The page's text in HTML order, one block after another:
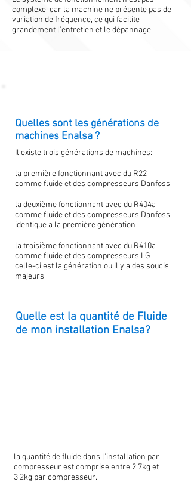
complexe, car la machine ne présente pas de
variation de fréquence, ce qui facilite
grandement l'entretien et le dépannage.
Quelles sont les générations de
machines Enalsa ?
Il existe trois générations de machines:
la première fonctionnant avec du R22
comme fluide et des compresseurs Danfoss
la deuxième fonctionnant avec du R404a
comme fluide et des compresseurs Danfoss
identique a la première génération
la troisième fonctionnant avec du R410a
comme fluide et des compresseurs LG
celle-ci est la génération ou il y a des soucis
majeurs
Quelle est la quantité de Fluide
de mon installation Enalsa?
la quantité de fluide dans l'installation par
compresseur est comprise entre 2.7kg et
3.2kg par compresseur.